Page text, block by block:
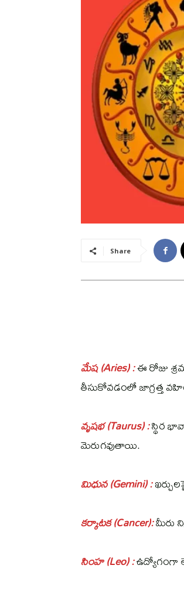
Share
మేష (Aries) :ఈ రోజు
తీసుకోవడంలో జాగ్రత్త
వృషభ (Taurus) :స్థిర
మెరుగవుతాయి.
మిధున (Gemini) :
కర్కాటక (Cancer):మీరు
సింహ (Leo) :ఉద్యోగంగా